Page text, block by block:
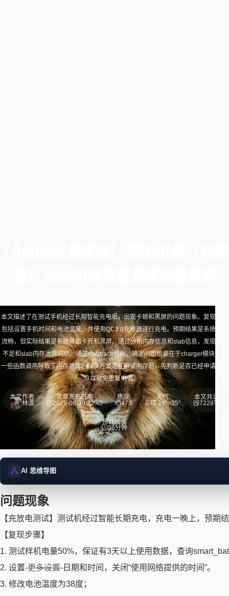
本文描述了在测试手机经过长期智能充电后，出现卡顿和黑屏的问题现象。复现步骤
包括设置手机时间和电池温度，并使用QC3.0充电器进行充电。预期结果是系统界面
流畅，但实际结果是系统界面卡死和黑屏。通过分析内存信息和slab信息，发现内存
不足和slab内存泄露问题。通过slabtrace分析，确定问题根源在于charger模块中的
一些函数调用导致了内存泄露。解决方案是在申请内存前，先判断是否已经申请过，
以避免重复申请。
本文作者
林渡
文章发布日期
2025-06-19 22:40
热度
473
天气
晴 28°~35°
本文共计
7228字
预计阅读
36分钟
AI 思维导图
正在加载思维导图...
问题现象
【充放电测试】测试机经过智能长期充电，充电一晚上，预
【复现步骤】
1. 测试样机电量50%，保证有3天以上使⽤数据，查询
2. 设置-更多设置-⽇期和时间，关闭“使⽤⽹络提供的时间”。
3. 修改电池温度为38度；